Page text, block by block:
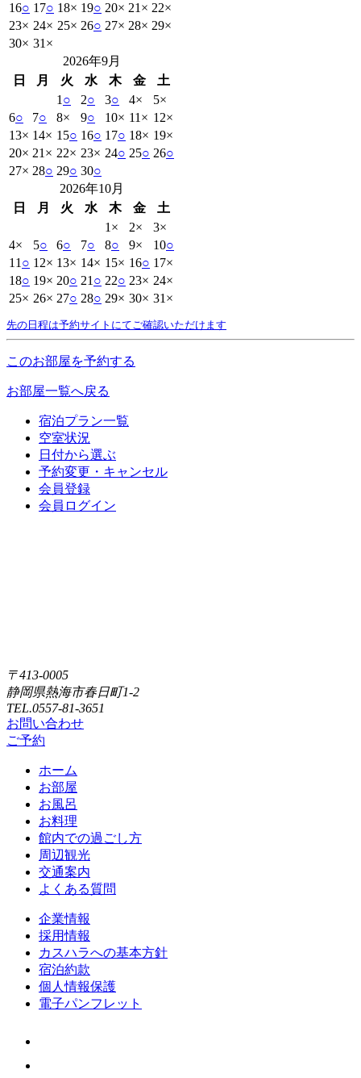
16○ 17○ 18× 19○ 20× 21 × 22×
23× 24× 25× 26○ 27× 28× 29×
30× 31 ×
2026年9月
日
月 火 水 木 金
土
1 ○ 2○ 3○ 4× 5×
6○ 7○ 8× 9○ 10× 11 × 12×
13× 14× 15○ 16○ 17○ 18× 19×
20× 21 × 22× 23× 24○ 25○ 26○
27× 28○ 29○ 30○
2026年10月
日
月 火 水 木 金
土
1 × 2× 3×
4× 5○ 6○ 7○ 8○ 9× 10○
11 ○ 12× 13× 14× 15× 16○ 17×
18○ 19× 20○ 21 ○ 22○ 23× 24×
25× 26× 27○ 28○ 29× 30× 31 ×
先の日程は予約サイトにてご確認いただけます
このお部屋を予約する
お部屋一覧へ戻る
宿泊プラン一覧
空室状況
日付から選ぶ
予約変更・キャンセル
会員登録
会員ログイン
〒413-0005
静岡県熱海市春日町1-2
TEL.0557-81-3651
お問い合わせ
ご予約
ホーム
お部屋
お風呂
お料理
館内での過ごし方
周辺観光
交通案内
よくある質問
企業情報
採用情報
カスハラへの基本方針
宿泊約款
個人情報保護
電子パンフレット